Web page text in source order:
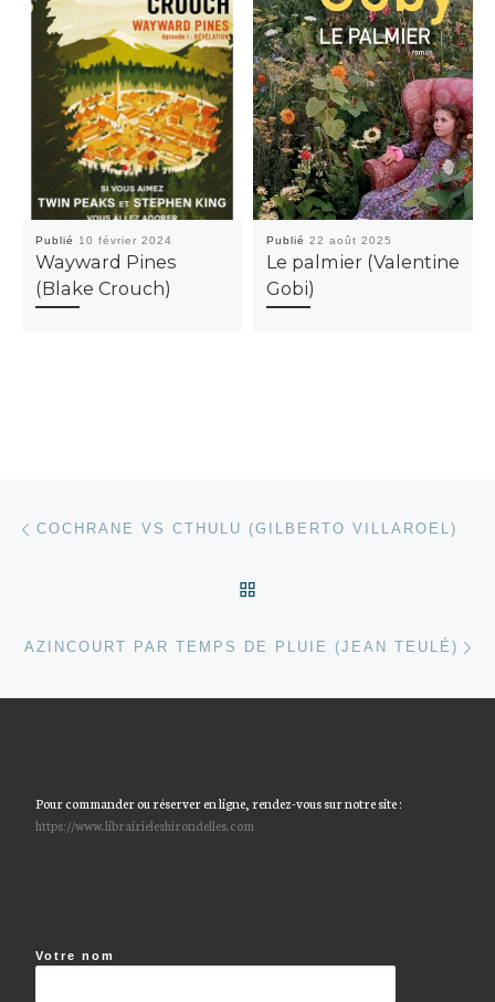
Publié 10 février 2024
Wayward Pines
(Blake Crouch)
Publié 22 août 2025
Le palmier (Valentine
Gobi)
Parcourir les articles
COCHRANE VS CTHULU (GILBERTO VILLAROEL)
AZINCOURT PAR TEMPS DE PLUIE (JEAN TEULÉ)
Pour commander ou réserver en ligne, rendez-vous sur notre site :
https://www.librairieleshirondelles.com
Votre nom